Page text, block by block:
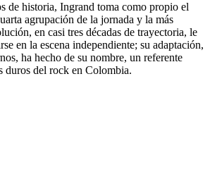
de historia, Ingrand toma como propio el
agrupación de la jornada y la más
en casi tres décadas de trayectoria, le
en la escena independiente; su adaptación,
ha hecho de su nombre, un referente
duros del rock en Colombia.